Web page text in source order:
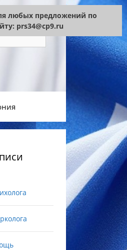
любых предложений по
prs34@cp9.ru